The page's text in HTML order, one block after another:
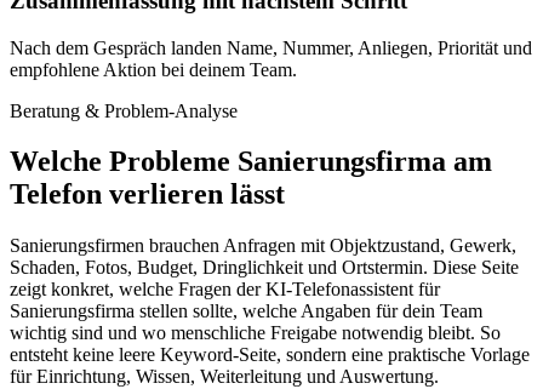
Nach dem Gespräch landen Name, Nummer, Anliegen, Priorität und
empfohlene Aktion bei deinem Team.
Beratung & Problem-Analyse
Welche Probleme Sanierungsfirma am
Telefon verlieren lässt
Sanierungsfirmen brauchen Anfragen mit Objektzustand, Gewerk,
Schaden, Fotos, Budget, Dringlichkeit und Ortstermin. Diese Seite
zeigt konkret, welche Fragen der KI-Telefonassistent für
Sanierungsfirma stellen sollte, welche Angaben für dein Team
wichtig sind und wo menschliche Freigabe notwendig bleibt. So
entsteht keine leere Keyword-Seite, sondern eine praktische Vorlage
für Einrichtung, Wissen, Weiterleitung und Auswertung.